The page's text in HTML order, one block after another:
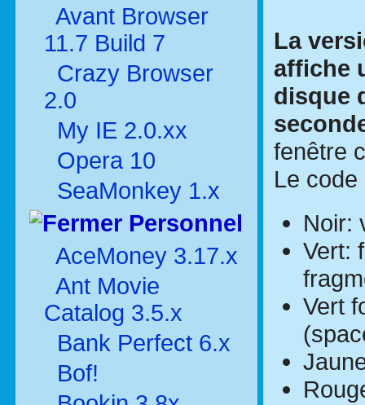
Avant Browser
11.7 Build 7
Crazy Browser
2.0
My IE 2.0.xx
Opera 10
SeaMonkey 1.x
Personnel
AceMoney 3.17.x
Ant Movie
Catalog 3.5.x
Bank Perfect 6.x
Bof!
La
affiche
disque
fenêtre
Le
Noir:
Vert:
Vert